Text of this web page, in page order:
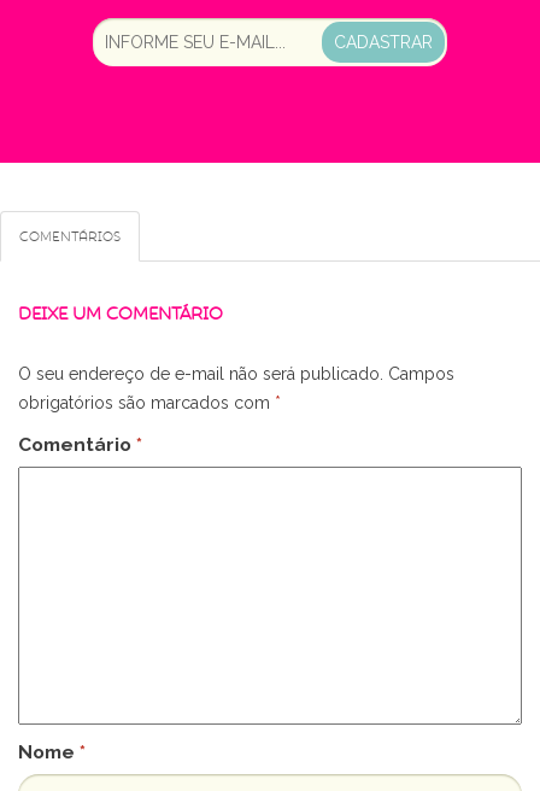
CADASTRAR
Comentários
DEIXE UM COMENTÁRIO
O seu endereço de e-mail não será publicado. Campos
obrigatórios são marcados com *
Comentário *
Nome *